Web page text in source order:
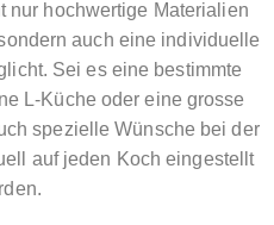
nur hochwertige Materialien
auch eine individuelle
Sei es eine bestimmte
L-Küche oder eine grosse
spezielle Wünsche bei der
auf jeden Koch eingestellt